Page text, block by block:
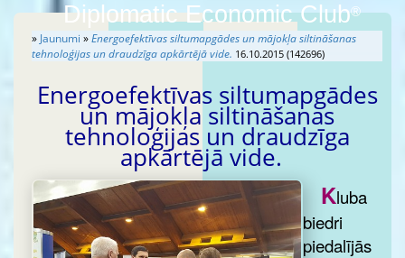
Diplomatic Economic Club®
» Jaunumi »Energoefektīvas siltumapgādes un mājokļa siltināšanas
tehnoloģijas un draudzīga apkārtējā vide. 16.10.2015 (142696)
Energoefektīvas siltumapgādes
un mājokļa siltināšanas
tehnoloģijas un draudzīga
apkārtējā vide.
Kluba
biedri
piedalījās